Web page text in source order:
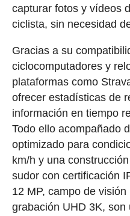
capturar fotos y vídeos
ciclista, sin necesidad
Gracias a su
ciclocomputadores y
plataformas como
ofrecer estadísticas de
información en tiempo
Todo ello acompañado
optimizado para
km/h y una
sudor con certificación
12 MP, campo de
grabación UHD 3K,